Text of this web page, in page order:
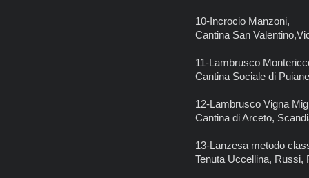
10-Incrocio Manzoni,
Cantina San
11-Lambrusco
Cantina Sociale di
12-Lambrusco Vigna
Cantina di Arceto,
13-Lanzesa metodo
Tenuta Uccellina, Russi,